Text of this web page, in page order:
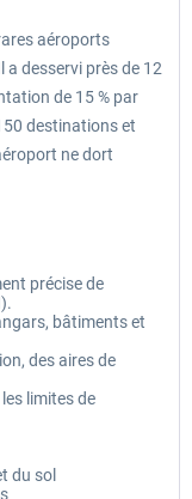
aéroports
desservi près de 12
de 15 % par
destinations et
ne dort
précise de
bâtiments et
des aires de
limites de
du sol